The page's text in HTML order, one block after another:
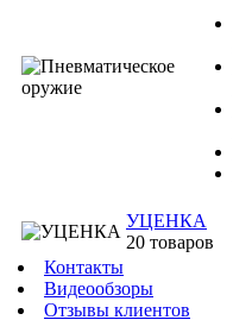
УЦЕНКА
20 товаров
Контакты
Видеообзоры
Отзывы клиентов